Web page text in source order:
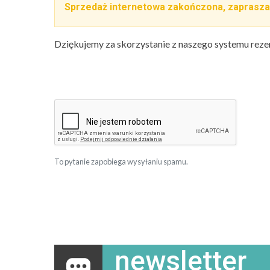
Sprzedaż internetowa zakończona,
Dziękujemy za skorzystanie z naszego systemu
To pytanie zapobiega wysyłaniu spamu.
newsletter